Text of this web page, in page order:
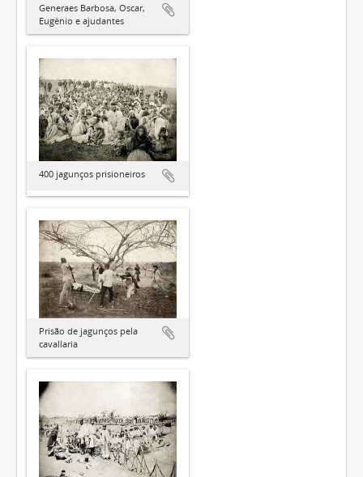
Generaes Barbosa, Oscar,
Eugênio e ajudantes
400 jagunços prisioneiros
Prisão de jagunços pela
cavallaria